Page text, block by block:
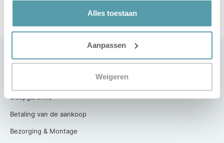
Alles toestaan
Aanpassen
Weigeren
Klantenservice
Slaapgarantie
Betaling van de aankoop
Bezorging & Montage